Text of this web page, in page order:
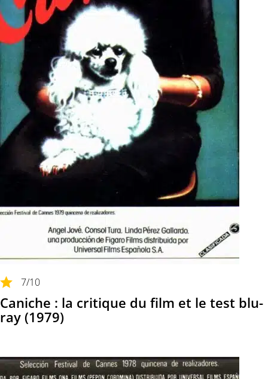
7/10
Caniche : la critique du film et le test blu-
ray (1979)